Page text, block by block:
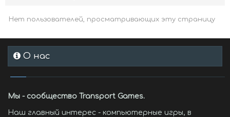
Нет пользователей, просматривающих эту страницу
О нас
Мы - сообщество Transport Games.
Наш главный интерес - компьютерные игры, в